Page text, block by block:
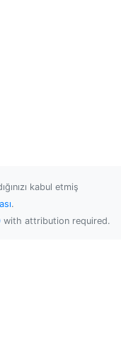
kabul etmiş
.
with attribution required.